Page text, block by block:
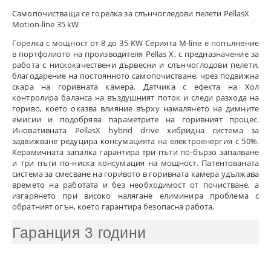
Самопочистваща се горелка за слънчогледови пелети PellasX
Motion-line 35 kW
Горелка с мощност от 8 до 35 KW Серията M-line е попълнение
в портфолиото на производителя Pellas X, с предназначение за
работа с нискокачествени дървесни и слънчоглодови пелети,
благодарение на постоянното самопочистване, чрез подвижна
скара на горивната камера. Датчика с ефекта на Хол
контролира баланса на въздушният поток и следи разхода на
гориво, което оказва влияние върху намалянето на димните
емисии и подобрява параметрите на горивният процес.
Иновативната PellasX hybrid drive хибридна система за
задвижване редуцира консумацията на електроенергия с 50%.
Керамичната запалка гарантира три пъти по-бързо запалване
и три пъти по-ниска консумация на мощност. Патентованата
система за смесване на горивото в горивната камера удължава
времето на работата и без необходимост от почистване, а
изгарянето при високо налягане елиминира проблема с
обратният огън, което гарантира безопасна работа.
Гаранция 3 години